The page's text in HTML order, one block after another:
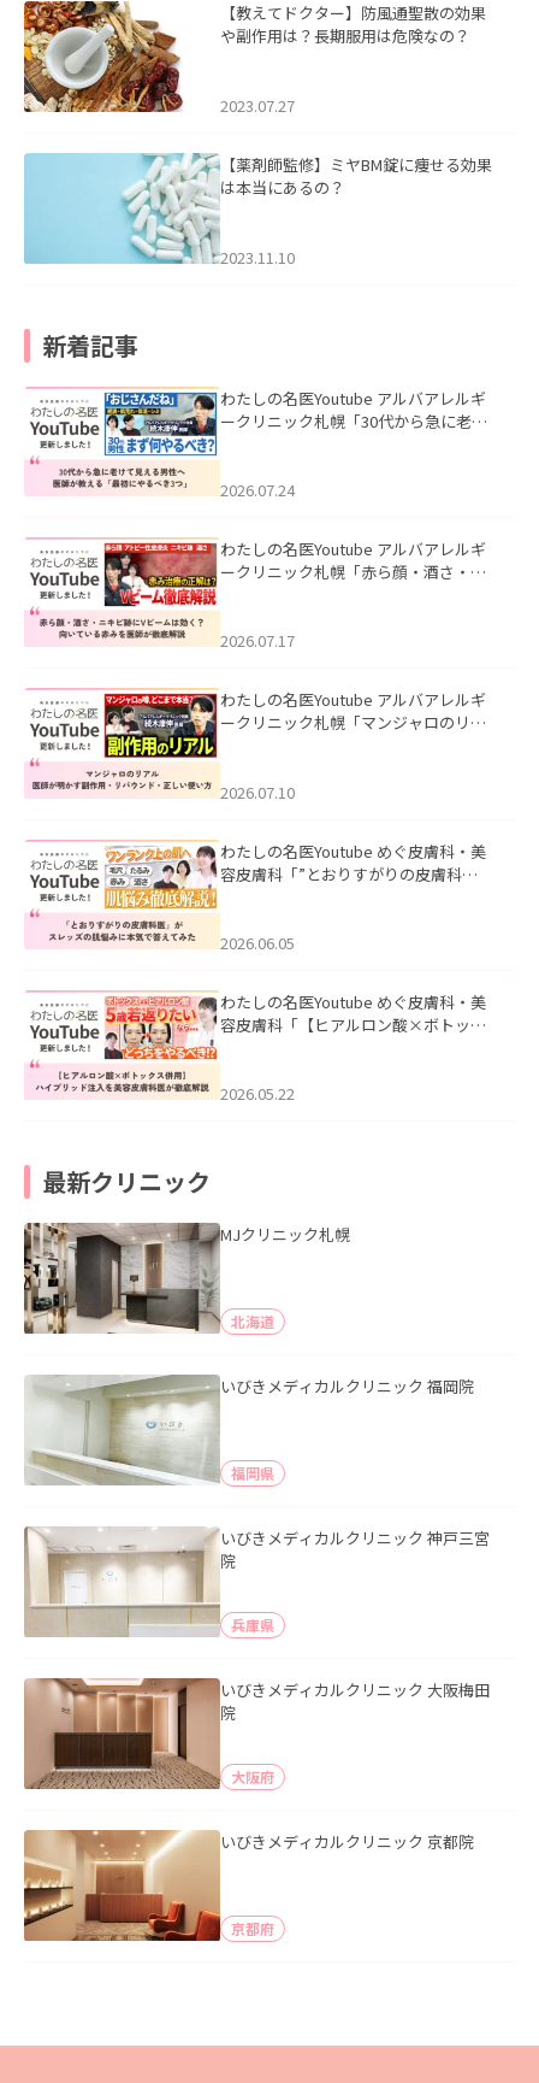
【教えてドクター】防風通聖散の効果
や副作用は？長期服用は危険なの？
2023.07.27
【薬剤師監修】ミヤBM錠に痩せる効果
は本当にあるの？
2023.11.10
新着記事
わたしの名医Youtube アルバアレルギ
ークリニック札幌「30代から急に老け
た。
2026.07.24
わたしの名医Youtube アルバアレルギ
ークリニック札幌「赤ら顔・酒さ・ニ
した。
2026.07.17
わたしの名医Youtube アルバアレルギ
ークリニック札幌「マンジャロのリア
た。
2026.07.10
わたしの名医Youtube めぐ皮膚科・美
容皮膚科「”とおりすがりの皮膚科
2026.06.05
わたしの名医Youtube めぐ皮膚科・美
容皮膚科「【ヒアルロン酸×ボトック
た。
2026.05.22
最新クリニック
MJクリニック札幌
北海道
いびきメディカルクリニック 福岡院
福岡県
いびきメディカルクリニック 神戸三宮
院
兵庫県
いびきメディカルクリニック 大阪梅田
院
大阪府
いびきメディカルクリニック 京都院
京都府